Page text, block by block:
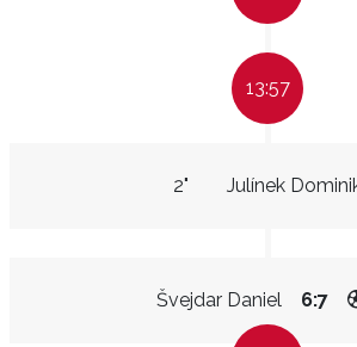
13:57
Julínek
2"
Švejdar Daniel 6:7